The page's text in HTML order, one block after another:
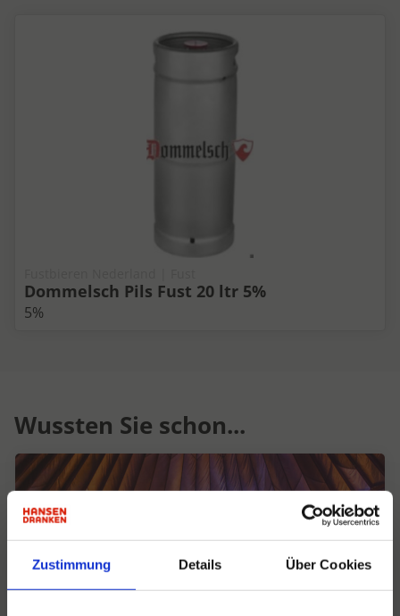
Zustimmung Details Über Cookies
Dommelsch Pils Fust 20 ltr 5%
5%
Wussten Sie schon...